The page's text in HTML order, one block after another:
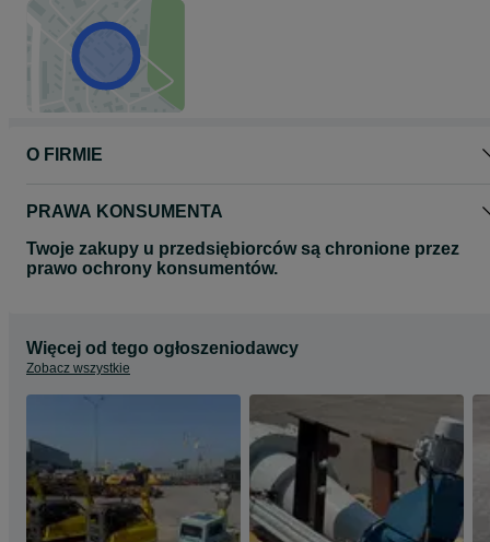
O FIRMIE
PRAWA KONSUMENTA
Twoje zakupy u przedsiębiorców są chronione przez
prawo ochrony konsumentów.
Więcej od tego ogłoszeniodawcy
Zobacz wszystkie